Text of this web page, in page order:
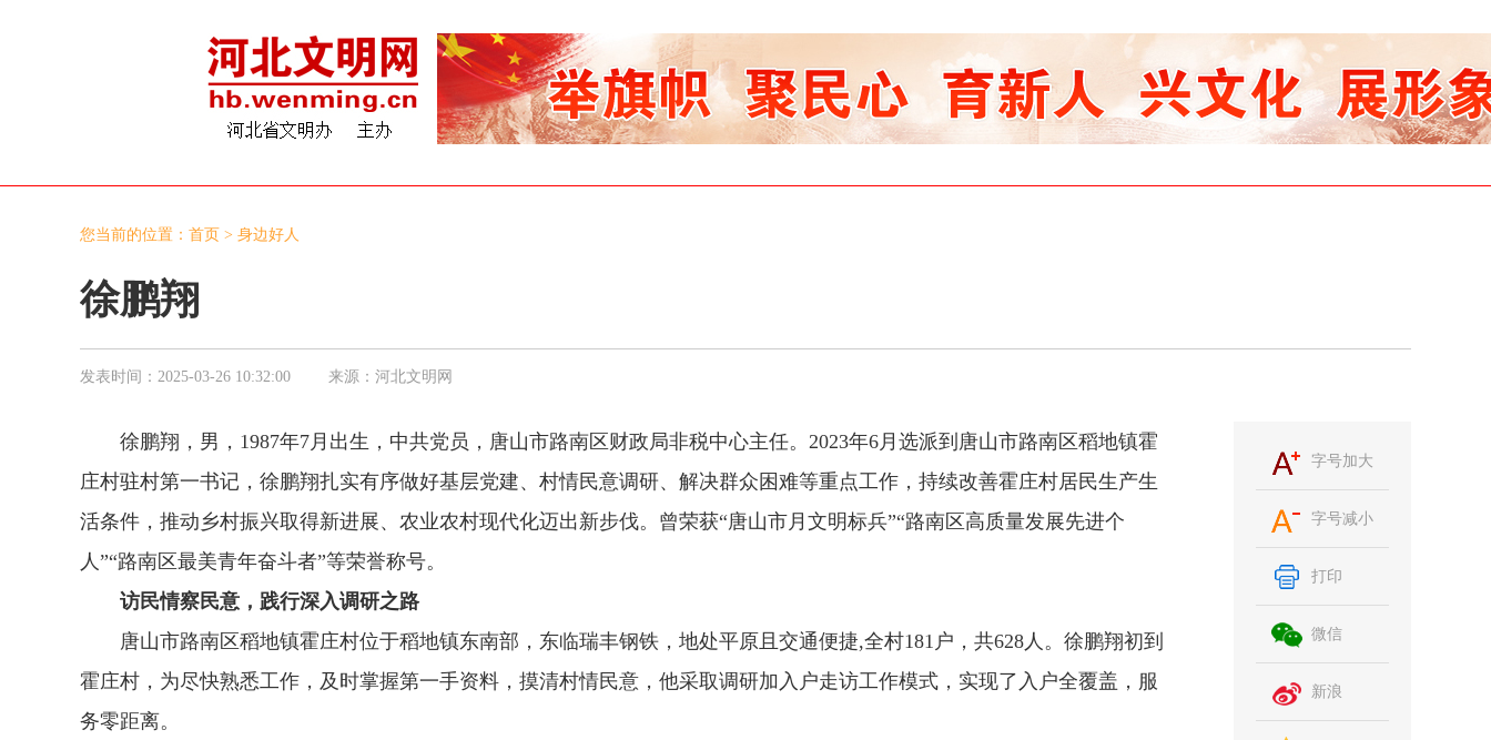
您当前的位置： 首页 > 身边好人
徐鹏翔
发表时间： 2025-03-26 10:32:00 来源： 河北文明网
徐鹏翔，男，1987年7月出生，中共党员，唐山市路南区财政局非税中心主任。2023年6月选派到唐山市路南区稻地镇霍
庄村驻村第一书记，徐鹏翔扎实有序做好基层党建、村情民意调研、解决群众困难等重点工作，持续改善霍庄村居民生产生
活条件，推动乡村振兴取得新进展、农业农村现代化迈出新步伐。曾荣获“唐山市月文明标兵”“路南区高质量发展先进个
人”“路南区最美青年奋斗者”等荣誉称号。
访民情察民意，践行深入调研之路
唐山市路南区稻地镇霍庄村位于稻地镇东南部，东临瑞丰钢铁，地处平原且交通便捷,全村181户，共628人。徐鹏翔初到
霍庄村，为尽快熟悉工作，及时掌握第一手资料，摸清村情民意，他采取调研加入户走访工作模式，实现了入户全覆盖，服
务零距离。
字号加大
字号减小
打印
微信
新浪